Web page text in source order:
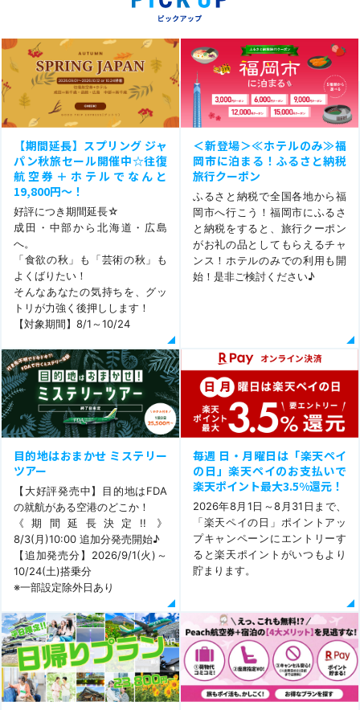
【期間延長】スプリング ジャ
パン秋旅セール開催中☆往復
航空券＋ホテルでなんと
19,800円～！
好評につき期間延長☆
成田・中部から北海道・広島
へ。
「食欲の秋」も「芸術の秋」も
よくばりたい！
そんなあなたの気持ちを、グッ
トリが力強く後押しします！
【対象期間】8/1～10/24
＜新登場＞≪ホテルのみ≫福
岡市に泊まる！ふるさと納税
旅行クーポン
ふるさと納税で全国各地から福
岡市へ行こう！福岡市にふるさ
と納税をすると、旅行クーポン
がお礼の品としてもらえるチャ
ンス！ホテルのみでの利用も開
始！是非ご検討ください♪
目的地はおまかせ ミステリー
ツアー
【大好評発売中】目的地はFDA
の就航がある空港のどこか！
《期間延長決定!! 》
8/3(月)10:00 追加分発売開始♪
【追加発売分】2026/9/1(火)～
10/24(土)搭乗分
※一部設定除外日あり
毎週 日・月曜日は「楽天ペイ
の日」楽天ペイのお支払いで
楽天ポイント最大3.5%還元！
2026年8月1日～8月31日まで、
「楽天ペイの日」ポイントアッ
プキャンペーンにエントリーす
ると楽天ポイントがいつもより
貯まります。